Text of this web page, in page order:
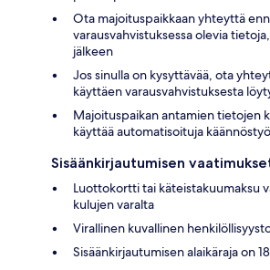
Ota majoituspaikkaan yhteyttä
varausvahvistuksessa olevia
jälkeen
Jos sinulla on kysyttävää, ota
käyttäen varausvahvistuksesta
Majoituspaikan antamien tietojen
käyttää automatisoituja
Sisäänkirjautumisen
Luottokortti tai käteistakuumaksu
kulujen varalta
Virallinen kuvallinen
Sisäänkirjautumisen alaikäraja on 18